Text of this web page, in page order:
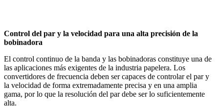
Control del par y la velocidad para una alta precisión de la
bobinadora
El control continuo de la banda y las bobinadoras constituye una de
las aplicaciones más exigentes de la industria papelera. Los
convertidores de frecuencia deben ser capaces de controlar el par y
la velocidad de forma extremadamente precisa y en una amplia
gama, por lo que la resolución del par debe ser lo suficientemente
alta.